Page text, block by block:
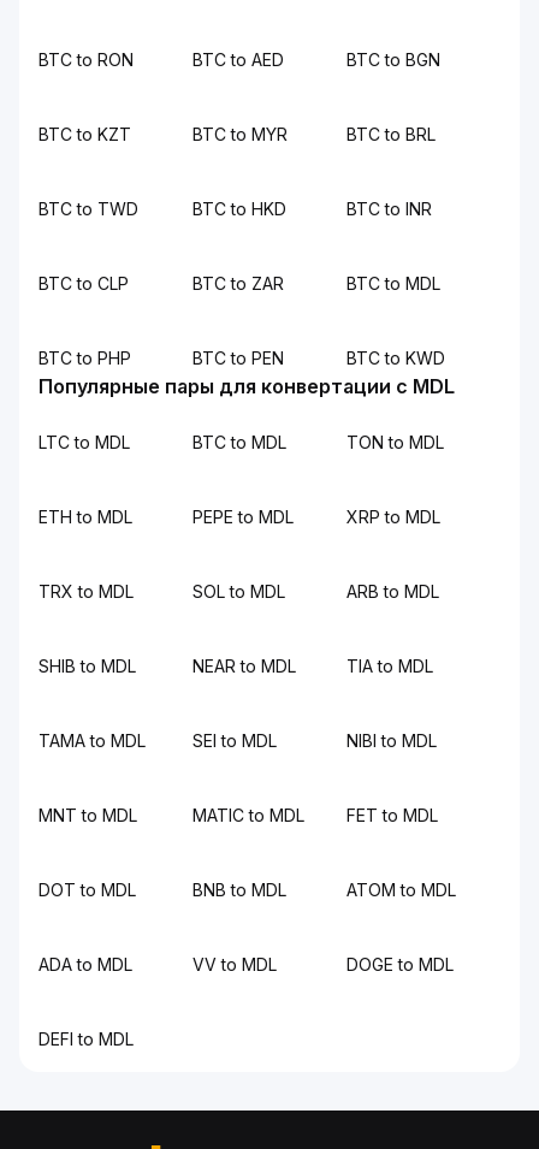
BTC to RON BTC to AED BTC to BGN
BTC to KZT BTC to MYR BTC to BRL
BTC to TWD BTC to HKD BTC to INR
BTC to CLP BTC to ZAR BTC to MDL
BTC to PHP BTC to PEN BTC to KWD
Популярные пары для конвертации с MDL
LTC to MDL BTC to MDL TON to MDL
ETH to MDL PEPE to MDL XRP to MDL
TRX to MDL SOL to MDL ARB to MDL
SHIB to MDL NEAR to MDL TIA to MDL
TAMA to MDL SEI to MDL NIBI to MDL
MNT to MDL MATIC to MDL FET to MDL
DOT to MDL BNB to MDL ATOM to MDL
ADA to MDL VV to MDL DOGE to MDL
DEFI to MDL